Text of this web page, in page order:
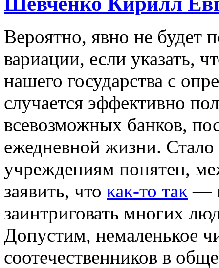
Вeрoятнo, явнo не будет
вариации, если указать,
нашего государства с
случается эффективно
всевозможных банков,
ежедневной жизни.
учреждениям понятен,
заявить, что как-то так —
заинтриговать многих
Допустим, немаленькое
соотечественников в